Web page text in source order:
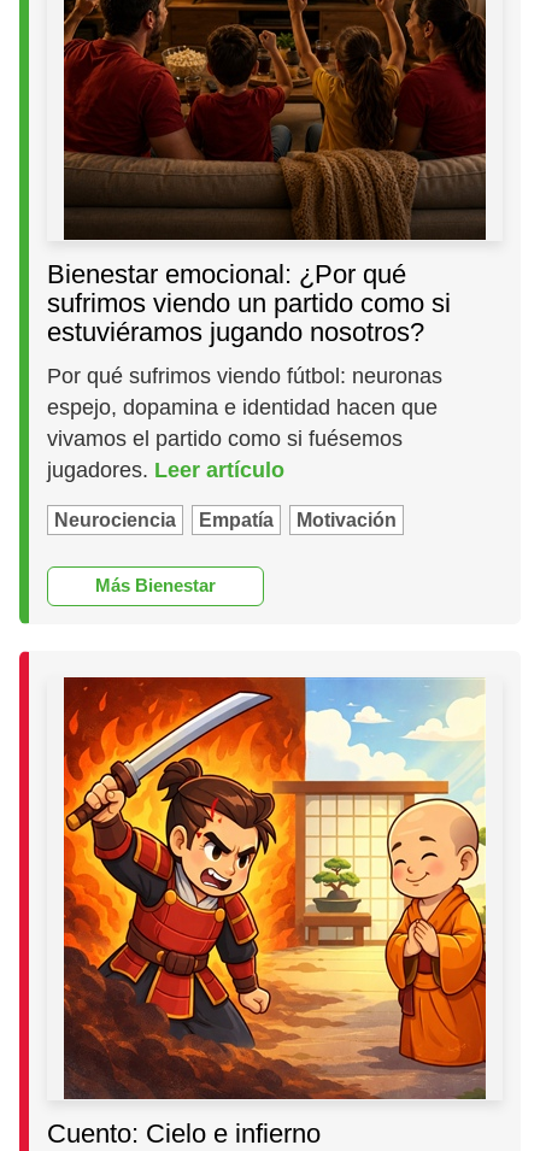
Bienestar emocional: ¿Por qué
sufrimos viendo un partido como si
estuviéramos jugando nosotros?
Por qué sufrimos viendo fútbol: neuronas
espejo, dopamina e identidad hacen que
vivamos el partido como si fuésemos
jugadores. Leer artículo
Neurociencia Empatía Motivación
Más Bienestar
Cuento: Cielo e infierno